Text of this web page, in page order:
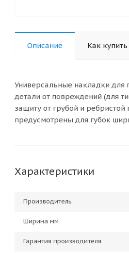
Описание Как купить
Универсальные накладки для
детали от повреждений (для
защиту от грубой и
предусмотрены для губок
Характеристики
Производитель
Ширина мм
Гарантия производителя